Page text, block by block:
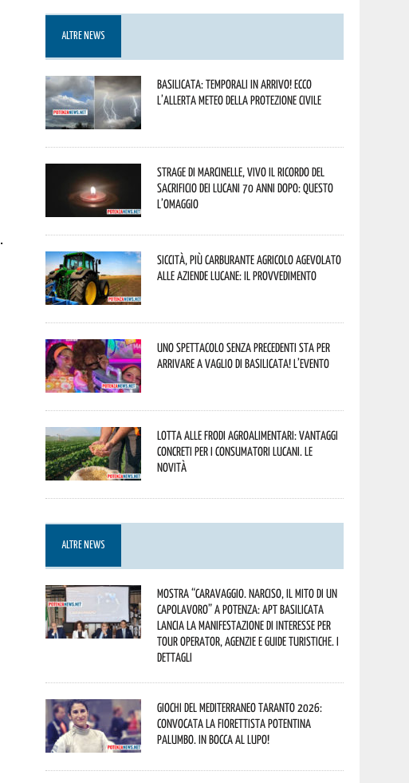
.
ALTRE NEWS
Basilicata: temporali in arrivo! Ecco
l’allerta meteo della Protezione civile
Strage di Marcinelle, vivo il ricordo del
sacrificio dei lucani 70 anni dopo: questo
l’omaggio
Siccità, più carburante agricolo agevolato
alle aziende lucane: il provvedimento
Uno spettacolo senza precedenti sta per
arrivare a Vaglio di Basilicata! L’evento
Lotta alle frodi agroalimentari: vantaggi
concreti per i consumatori lucani. Le
novità
ALTRE NEWS
Mostra “Caravaggio. Narciso, il mito di un
capolavoro” a Potenza: APT Basilicata
lancia la manifestazione di interesse per
Tour Operator, Agenzie e Guide Turistiche. I
dettagli
Giochi del Mediterraneo Taranto 2026:
convocata la fiorettista potentina
Palumbo. In bocca al lupo!